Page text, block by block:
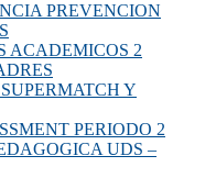
PREVENCION
ACADEMICOS 2
Y
PERIODO 2
UDS –